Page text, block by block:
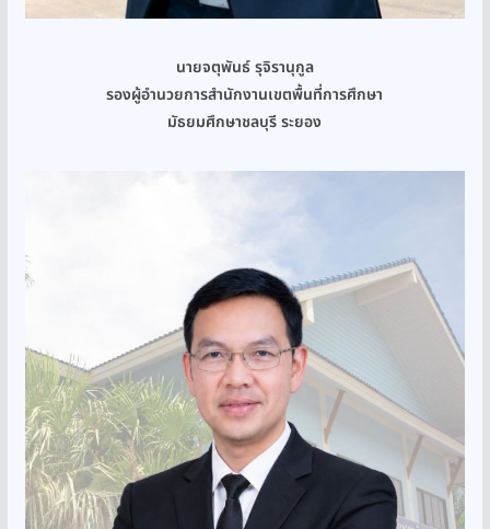
นายจตุพันธ์ รุจิรานุกูล
รองผู้อำนวยการสำนักงานเขตพื้นที่การศึกษา
มัธยมศึกษาชลบุรี ระยอง